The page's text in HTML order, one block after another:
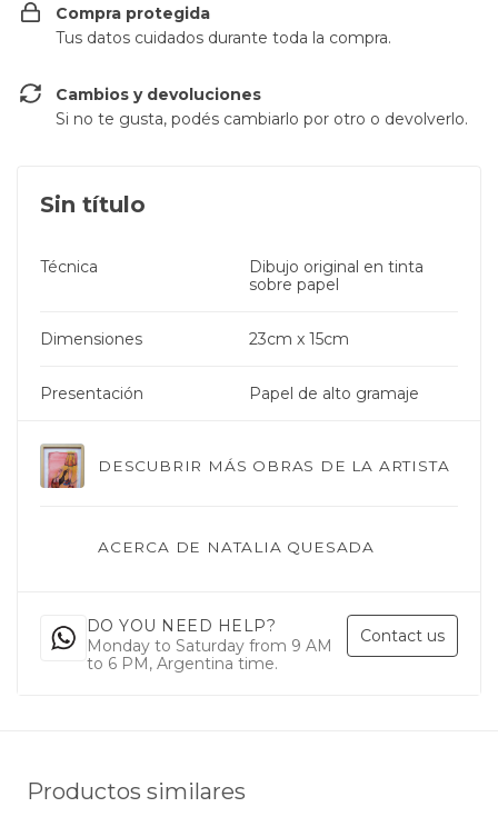
Compra protegida
Tus datos cuidados durante toda la compra.
Cambios y devoluciones
Si no te gusta, podés cambiarlo por otro o devolverlo.
Sin título
Técnica
Dibujo original en tinta
sobre papel
Dimensiones 23cm x 15cm
Presentación Papel de alto gramaje
DESCUBRIR MÁS OBRAS DE LA ARTISTA
ACERCA DE NATALIA QUESADA
DO YOU NEED HELP?
Monday to Saturday from 9 AM
to 6 PM, Argentina time.
Contact us
Productos similares